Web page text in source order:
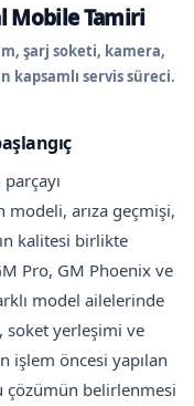
Mobile Tamiri
şarj soketi, kamera,
kapsamlı servis süreci.
arıza geçmişi,
kalitesi birlikte
Pro, GM Phoenix ve
model ailelerinde
soket yerleşimi ve
işlem öncesi yapılan
belirlenmesi